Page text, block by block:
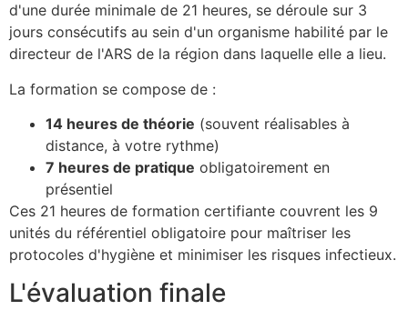
d'une durée minimale de 21 heures, se déroule sur 3
jours consécutifs au sein d'un organisme habilité par le
directeur de l'ARS de la région dans laquelle elle a lieu.
La formation se compose de :
14 heures de théorie (souvent réalisables à
distance, à votre rythme)
7 heures de pratique obligatoirement en
présentiel
Ces 21 heures de formation certifiante couvrent les 9
unités du référentiel obligatoire pour maîtriser les
protocoles d'hygiène et minimiser les risques infectieux.
L'évaluation finale